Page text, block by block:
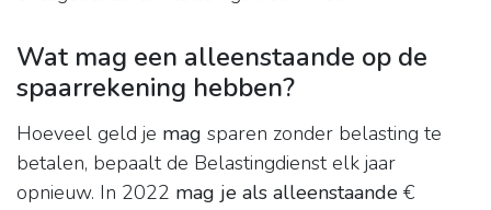
Wat mag een alleenstaande op de
spaarrekening hebben?
Hoeveel geld je mag sparen zonder belasting te
betalen, bepaalt de Belastingdienst elk jaar
opnieuw. In 2022 mag je als alleenstaande €